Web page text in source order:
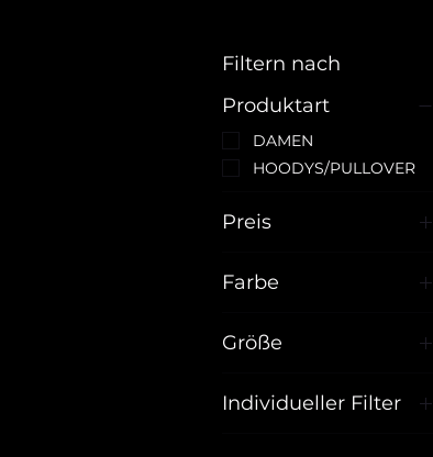
Filtern nach
Produktart
DAMEN
HOODYS/PULLOVER
Preis
29 € 100 €
Farbe
Größe
L
Individueller Filter